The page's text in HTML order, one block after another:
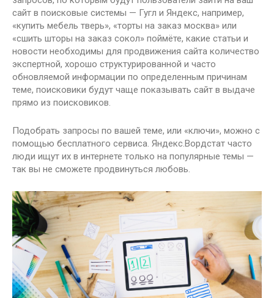
сайт в поисковые системы — Гугл и Яндекс, например,
«купить мебель тверь», «торты на заказ москва» или
«сшить шторы на заказ сокол» поймёте, какие статьи и
новости необходимы для продвижения сайта количество
экспертной, хорошо структурированной и часто
обновляемой информации по определенным причинам
теме, поисковики будут чаще показывать сайт в выдаче
прямо из поисковиков.
Подобрать запросы по вашей теме, или «ключи», можно с
помощью бесплатного сервиса. Яндекс.Вордстат часто
люди ищут их в интернете только на популярные темы —
так вы не сможете продвинуться любовь.